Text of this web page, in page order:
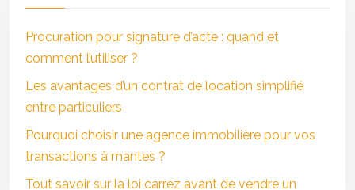
Procuration pour signature d’acte : quand et
comment l’utiliser ?
Les avantages d’un contrat de location simplifié
entre particuliers
Pourquoi choisir une agence immobilière pour vos
transactions à mantes ?
Tout savoir sur la loi carrez avant de vendre un